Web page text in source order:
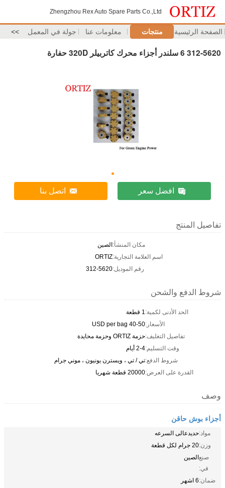
Zhengzhou Rex Auto Spare Parts Co.,Ltd
الصفحة الرئيسية منتجات معلومات عنا جولة في المعمل >>
312-5620 6 سلندر أجزاء محرك كاتربيلر 320D حفارة
افضل سعر اتصل بنا
تفاصيل المنتج
مكان المنشأ:الصين
اسم العلامة التجارية:ORTIZ
رقم الموديل:312-5620
شروط الدفع والشحن
الحد الأدنى لكمية:1 قطعة
الأسعار:40-50 USD per bag
تفاصيل التغليف:حزمة ORTIZ وحزمة محايدة
وقت التسليم:2-4 أيام
شروط الدفع:تي / تي ، ويسترن يونيون ، موني جرام
القدرة على العرض:20000 قطعة شهريا
وصف
أجزاء بوش حاقن
مواد:حديدعالى السرعه
وزن:20 جرام لكل قطعة
صنع
في:
الصين
ضمان:6 اشهر